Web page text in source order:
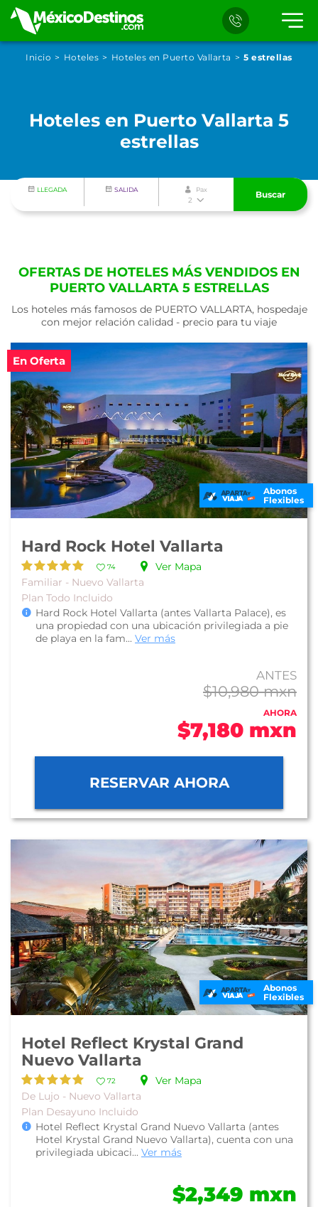
Inicio Hoteles Hoteles en Puerto Vallarta 5 estrellas
Hoteles en Puerto Vallarta 5
estrellas
LLEGADA SALIDA Pax
2
Buscar
OFERTAS DE HOTELES MÁS VENDIDOS EN
PUERTO VALLARTA 5 ESTRELLAS
Los hoteles más famosos de PUERTO VALLARTA, hospedaje
con mejor relación calidad - precio para tu viaje
En Oferta
Abonos
Flexibles
Hard Rock Hotel Vallarta
74
Ver Mapa
Familiar - Nuevo Vallarta
Plan Todo Incluido
Hard Rock Hotel Vallarta (antes Vallarta Palace), es
una propiedad con una ubicación privilegiada a pie
de playa en la fam... Ver más
ANTES
$10,980 mxn
AHORA
$7,180 mxn
RESERVAR AHORA
Abonos
Flexibles
Hotel Reflect Krystal Grand
Nuevo Vallarta
72
Ver Mapa
De Lujo - Nuevo Vallarta
Plan Desayuno Incluido
Hotel Reflect Krystal Grand Nuevo Vallarta (antes
Hotel Krystal Grand Nuevo Vallarta), cuenta con una
privilegiada ubicaci... Ver más
$2,349 mxn